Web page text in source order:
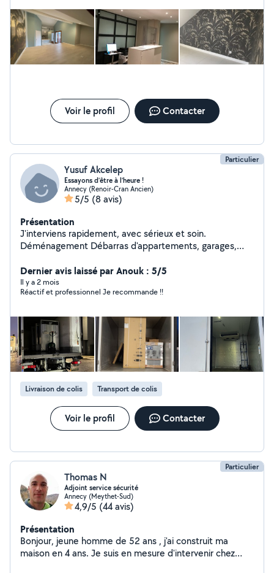
Voir le profil Contacter
Particulier
Yusuf Akcelep
Essayons d’être à l’heure !
Annecy (Renoir-Cran Ancien)
5/5 (8 avis)
Présentation
J'interviens rapidement, avec sérieux et soin.
Déménagement Débarras d'appartements, garages,
pour chargement et déchargement Mise en déchetterie
Montage de Meubles / Kit Petits Travaux / Assemblage
d'électroménager Travail propre, efficace et organisé
rapidement.
Dernier avis laissé par Anouk : 5/5
Il y a 2 mois
Réactif et professionnel Je recommande !!
Livraison de colis Transport de colis
Voir le profil Contacter
Particulier
Thomas N
Adjoint service sécurité
Annecy (Meythet-Sud)
4,9/5 (44 avis)
Présentation
Bonjour, jeune homme de 52 ans , j'ai construit ma
maison en 4 ans. Je suis en mesure d'intervenir chez